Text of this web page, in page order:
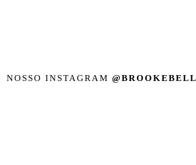
NOSSO INSTAGRAM